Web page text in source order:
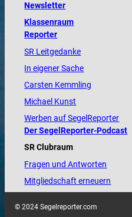
Newsletter
Klassenraum
Reporter
SR Leitgedanke
In eigener Sache
Carsten Kemmling
Michael Kunst
Werben auf SegelReporter
Der SegelReporter-Podcast
SR Clubraum
Fragen und Antworten
Mitgliedschaft erneuern
© 2024 Segelreporter.com